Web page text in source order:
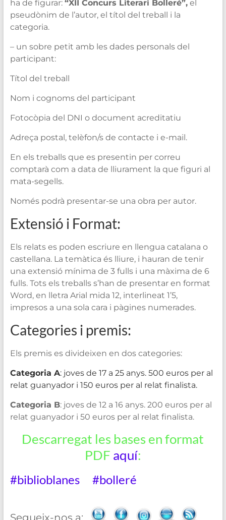
ha de figurar: “XII Concurs Literari Bolleré”,el
pseudònim de l’autor, el títol del treball i la
categoria.
– un sobre petit amb les dades personals del
participant:
Títol del treball
Nom i cognoms del participant
Fotocòpia del DNI o document acreditatiu
Adreça postal, telèfon/s de contacte i e-mail.
En els treballs que es presentin per correu
comptarà com a data de lliurament la que figuri al
mata-segells.
Només podrà presentar-se una obra per autor.
Extensió i Format:
Els relats es poden escriure en llengua catalana o
castellana. La temàtica és lliure, i hauran de tenir
una extensió mínima de 3 fulls i una màxima de 6
fulls. Tots els treballs s’han de presentar en format
Word, en lletra Arial mida 12, interlineat 1’5,
impresos a una sola cara i pàgines numerades.
Categories i premis:
Els premis es divideixen en dos categories:
Categoria A: joves de 17 a 25 anys. 500 euros per al
relat guanyador i 150 euros per al relat finalista.
Categoria B: joves de 12 a 16 anys. 200 euros per al
relat guanyador i 50 euros per al relat finalista.
Descarregat les bases en format
PDF aquí:
#biblioblanes #bolleré
Segueix-nos a: